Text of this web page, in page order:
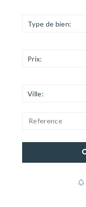
Type de bien:
Prix:
Ville: